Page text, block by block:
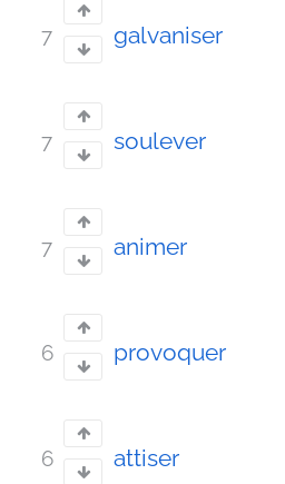
7 galvaniser
7 soulever
7 animer
6 provoquer
6 attiser